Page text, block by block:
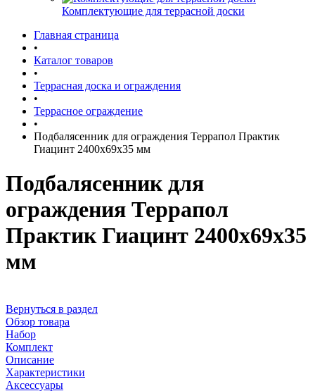
Комплектующие для террасной доски
Главная страница
•
Каталог товаров
•
Террасная доска и ограждения
•
Террасное ограждение
•
Подбалясенник для ограждения Террапол Практик
Гиацинт 2400x69x35 мм
Подбалясенник для
ограждения Террапол
Практик Гиацинт 2400x69x35
мм
Вернуться в раздел
Обзор товара
Набор
Комплект
Описание
Характеристики
Аксессуары